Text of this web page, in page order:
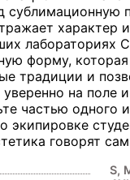
сублимационную
характер
лабораториях
форму,
традиции и
на поле
частью одного
экипировке
говорят
S,